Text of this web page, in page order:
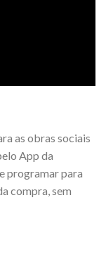
as obras sociais
App da
programar para
compra, sem